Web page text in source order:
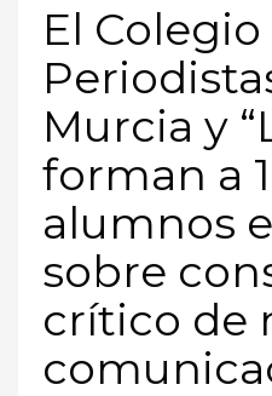
El
Murcia y
forman a
alumnos
sobre
crítico de